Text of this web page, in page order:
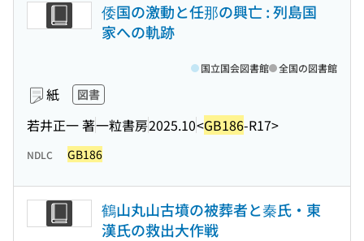
倭国の激動と任那の興亡 : 列島国
家への軌跡
紙 図書
若井正一 著一粒書房2025.10<GB186-R17>
国立国会図書館 全国の図書館
NDLC GB186
鶴山丸山古墳の被葬者と秦氏・東
漢氏の救出大作戦